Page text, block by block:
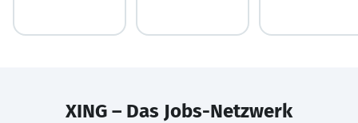
XING – Das Jobs-Netzwerk